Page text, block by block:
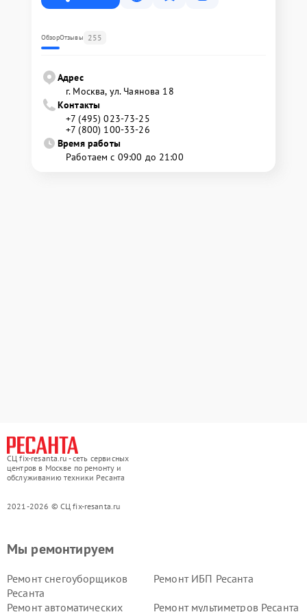
ОбзорОтзывы 255
Адрес
г. Москва, ул. Чаянова 18
Контакты
+7 (495) 023-73-25
+7 (800) 100-33-26
Время работы
Работаем с 09:00 до 21:00
СЦ fix-resanta.ru - сеть сервисных
центров в Москве по ремонту и
обслуживанию техники Ресанта
2021-2026 © СЦ fix-resanta.ru
Мы ремонтируем
Ремонт снегоуборщиков
Ресанта
Ремонт ИБП Ресанта
Ремонт автоматических Ремонт мультиметров Ресанта